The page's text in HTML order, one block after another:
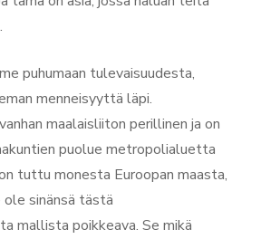
puhumaan tulevaisuudesta,
menneisyyttä läpi.
maalaisliiton perillinen ja on
puolue metropolialuetta
tuttu monesta Euroopan maasta,
ole sinänsä tästä
mallista poikkeava. Se mikä